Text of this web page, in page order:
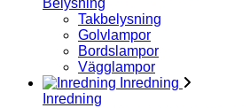
Belysning
Takbelysning
Golvlampor
Bordslampor
Vägglampor
Inredning
Inredning